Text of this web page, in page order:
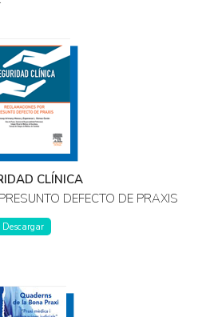
CLÍNICA
DEFECTO DE PRAXIS
Descargar